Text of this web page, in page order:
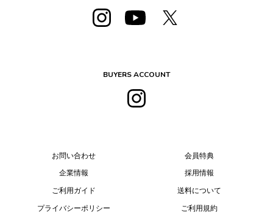
BUYERS ACCOUNT
お問い合わせ
企業情報
ご利用ガイド
プライバシーポリシー
会員特典
採用情報
送料について
ご利用規約